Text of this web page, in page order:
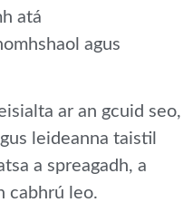
atá
agus
ar an gcuid seo,
leideanna taistil
a spreagadh, a
cabhrú leo.